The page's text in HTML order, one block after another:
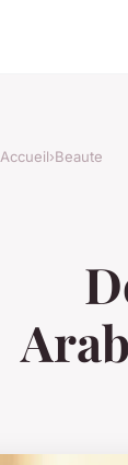
Accueil›Beaute